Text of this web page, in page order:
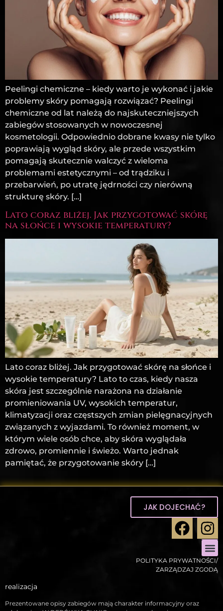
Peelingi chemiczne – kiedy warto je wykonać i jakie
problemy skóry pomagają rozwiązać? Peelingi
chemiczne od lat należą do najskuteczniejszych
zabiegów stosowanych w nowoczesnej
kosmetologii. Odpowiednio dobrane kwasy nie tylko
poprawiają wygląd skóry, ale przede wszystkim
pomagają skutecznie walczyć z wieloma
problemami estetycznymi – od trądziku i
przebarwień, po utratę jędrności czy nierówną
strukturę skóry. […]
Lato coraz bliżej. Jak przygotować skórę
na słońce i wysokie temperatury?
Lato coraz bliżej. Jak przygotować skórę na słońce i
wysokie temperatury? Lato to czas, kiedy nasza
skóra jest szczególnie narażona na działanie
promieniowania UV, wysokich temperatur,
klimatyzacji oraz częstszych zmian pielęgnacyjnych
związanych z wyjazdami. To również moment, w
którym wiele osób chce, aby skóra wyglądała
zdrowo, promiennie i świeżo. Warto jednak
pamiętać, że przygotowanie skóry […]
JAK DOJECHAĆ?
POLITYKA PRYWATNOŚCI/
ZARZĄDZAJ ZGODĄ
realizacja
Prezentowane opisy zabiegów mają charakter informacyjny oraz